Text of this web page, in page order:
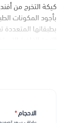
كيكة التخرج من
بأجود المكونات
بطبقاتها
هذه الحلوى التي
مثل قبعة التخرج
الاحجام*